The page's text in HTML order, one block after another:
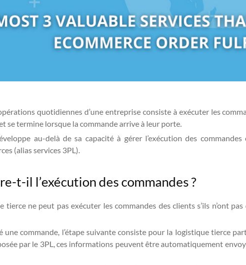
quotidiennes d’une entreprise consiste à exécuter les
se termine lorsque la commande arrive à leur porte.
au-delà de sa capacité à gérer l’exécution des
(alias services 3PL).
t-il l’exécution des commandes ?
tierce ne peut pas exécuter les commandes des clients s’ils n’ont
une commande, l’étape suivante consiste pour la logistique tierce
par le 3PL, ces informations peuvent être automatiquement